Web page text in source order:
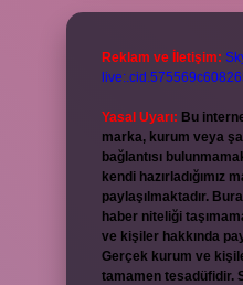
Reklam ve İletişim:
Yasal Uyarı: Bu
marka, kurum veya
bağlantısı
kendi hazırladığımız
paylaşılmaktadır.
haber niteliği
ve kişiler hakkında
Gerçek kurum ve
tamamen tesadüfidir.